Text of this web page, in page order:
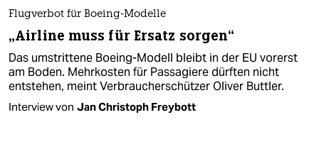
Flugverbot für Boeing-Modelle
„Airline muss für Ersatz sorgen“
Das umstrittene Boeing-Modell bleibt in der EU vorerst
am Boden. Mehrkosten für Passagiere dürften nicht
entstehen, meint Verbraucherschützer Oliver Buttler.
Interview von Jan Christoph Freybott